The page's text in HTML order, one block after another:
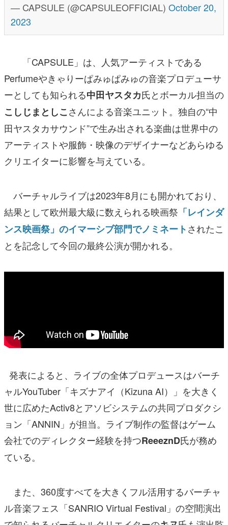
— CAPSULE (@CAPSULEOFFICIAL) October 20,
2023
「CAPSULE」は、人気アーティストである
Perfumeやきゃりーぱみゅぱみゅの音楽プロデューサ
ーとしても知られる中田ヤスタカ氏とボーカル担当の
こしじまとしこさんによる音楽ユニット。独自の“中
田ヤスタカサウンド”で生み出される楽曲は世界中の
アーティストや服飾・映像のデザイナーなどあらゆる
クリエイターに影響を与えている。
バーチャルライブは2023年8月にも開かれており、
結果として欧州最大級に数えられる映画祭 「レインダ
ンス映画祭」のイマーシブ部門でノミネートされたこ
とを記念して今回の最終公演が開かれる。
発表によると、ライブの全体プロデュースはバーチ
ャルYouTuber「キズナアイ（Kizuna AI）」を大きく
世に広めたActiv8とアソビシステムの共同プロダクシ
ョン「ANNIN」が担当。ライブ制作の監督はゲーム
会社でのディレクター経験を持つReeeznD氏が務め
ている。
また、360度すべてを大きくフル活用するバーチャ
ル音楽フェス「SANRIO Virtual Festival」の空間演出